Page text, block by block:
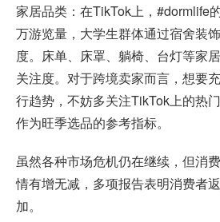
家居品类：在TikTok上，#dormlife
万游览量，大学生群体通过宿舍装
度。床单、床罩、躺椅、台灯等家
关注度。对于跨境卖家而言，想要
行趋势，不妨多关注TikTok上的热
作为旺季选品的参考指标。
虽然各种市场危机仍在继续，但消
情有增无减，多项报告表明消费者
加。